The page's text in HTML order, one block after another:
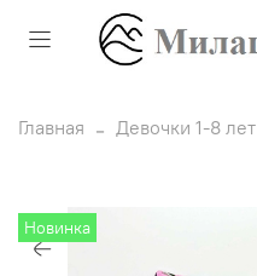
Главная Девочки 1-8 лет
Новинка